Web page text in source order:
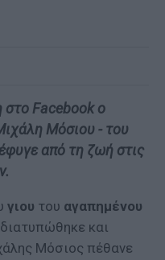
στο Facebook ο
Μόσιου - του
από τη ζωή στις
γιου του αγαπημένου
και
Μόσιος πέθανε